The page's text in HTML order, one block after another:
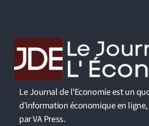
Le Journal de l'Economie est un
d'information économique en ligne,
par VA Press.